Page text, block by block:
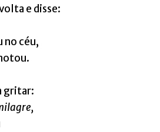
e disse:
no céu,
gritar: